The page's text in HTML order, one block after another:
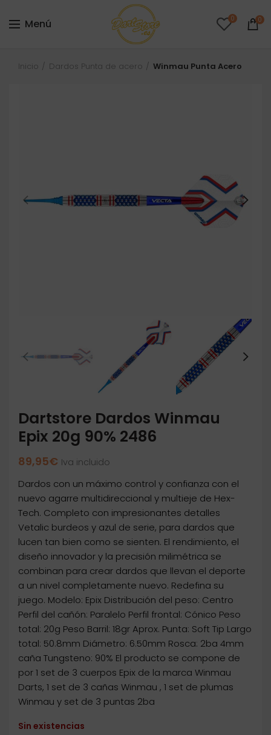
Menú 0 0
Inicio Dardos Punta de acero Winmau Punta Acero
Dartstore Dardos Winmau
Epix 20g 90% 2486
89,95€ Iva incluido
Dardos con un máximo control y confianza con el
nuevo agarre multidireccional y multieje de Hex-
Tech. Completo con impresionantes detalles
Vetalic burdeos y azul de serie, para dardos que
lucen tan bien como se sienten. El rendimiento, el
diseño innovador y la precisión milimétrica se
combinan para crear dardos que llevan el deporte
a un nivel completamente nuevo. Redefina su
juego. Modelo: Epix Distribución del peso: Centro
Perfil del cañón: Paralelo Perfil frontal: Cónico Peso
total: 20g Peso Barril: 18gr Aprox. Punta: Soft Tip Largo
total: 50.8mm Diámetro: 6.50mm Rosca: 2ba 4mm
caña Tungsteno: 90% El producto se compone de
por 1 set de 3 cuerpos Epix de la marca Winmau
Darts, 1 set de 3 cañas Winmau , 1 set de plumas
Winmau y set de 3 puntas 2ba
Sin existencias